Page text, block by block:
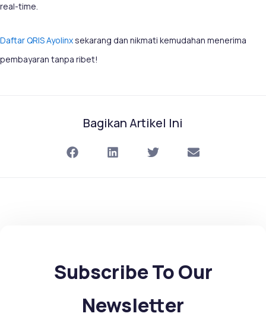
real-time.
Daftar QRIS Ayolinxsekarang dan nikmati kemudahan menerima
pembayaran tanpa ribet!
Bagikan Artikel Ini
Subscribe To Our
Newsletter